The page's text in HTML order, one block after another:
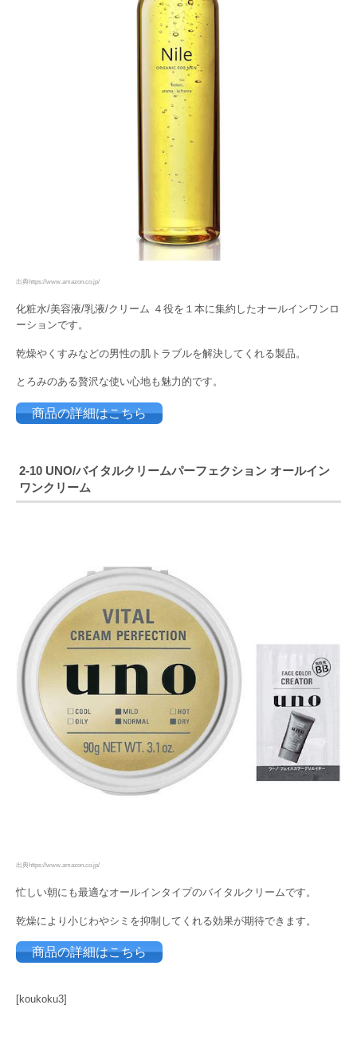
出典https://www.amazon.co.jp/
化粧水/美容液/乳液/クリーム ４役を１本に集約したオールインワンロ
ーションです。
乾燥やくすみなどの男性の肌トラブルを解決してくれる製品。
とろみのある贅沢な使い心地も魅力的です。
商品の詳細はこちら
2-10 UNO/バイタルクリームパーフェクション オールイン
ワンクリーム
出典https://www.amazon.co.jp/
忙しい朝にも最適なオールインタイプのバイタルクリームです。
乾燥により小じわやシミを抑制してくれる効果が期待できます。
商品の詳細はこちら
[koukoku3]